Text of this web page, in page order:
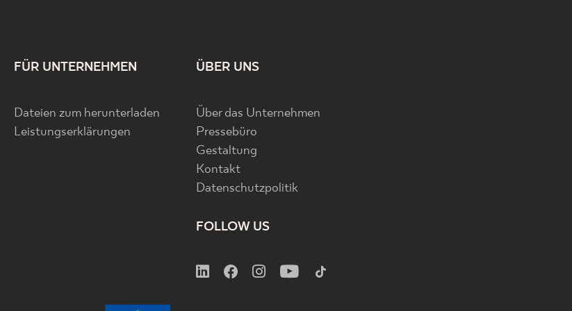
FÜR UNTERNEHMEN
Dateien zum herunterladen
Leistungserklärungen
ÜBER UNS
Über das Unternehmen
Pressebüro
Gestaltung
Kontakt
Datenschutzpolitik
FOLLOW US